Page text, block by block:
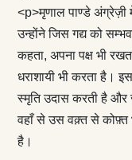
<p>मृणाल पाण्डे अंग्रेज़ी
उन्होंने जिस गद्य को
कहता, अपना पक्ष भी
धराशायी भी करता है।
स्मृति उदास करती है और
वहाँ से उस वक़्त से कोफ़्त
है।